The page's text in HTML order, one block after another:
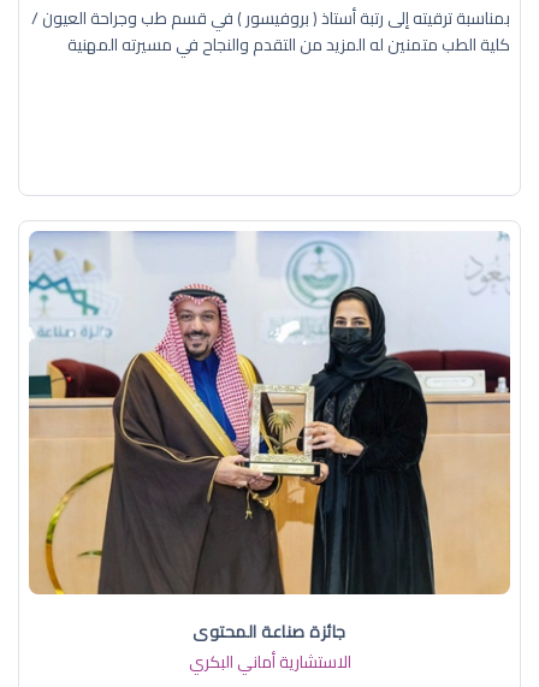
بمناسبة ترقيته إلى رتبة أستاذ ( بروفيسور ) في قسم طب وجراحة العيون /
كلية الطب متمنين له المزيد من التقدم والنجاح في مسيرته المهنية
جائزة صناعة المحتوى
الاستشارية أماني البكري